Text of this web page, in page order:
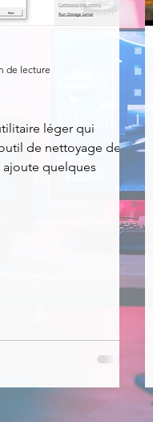
Linux
News
Réseaux
les plus recherchés
léger qui
de nettoyage de
quelques
de lecture